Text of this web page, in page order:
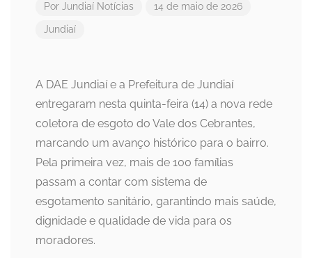
Por Jundiaí Notícias 14 de maio de 2026
Jundiaí
A DAE Jundiaí e a Prefeitura de Jundiaí
entregaram nesta quinta-feira (14) a nova rede
coletora de esgoto do Vale dos Cebrantes,
marcando um avanço histórico para o bairro.
Pela primeira vez, mais de 100 famílias
passam a contar com sistema de
esgotamento sanitário, garantindo mais saúde,
dignidade e qualidade de vida para os
moradores.